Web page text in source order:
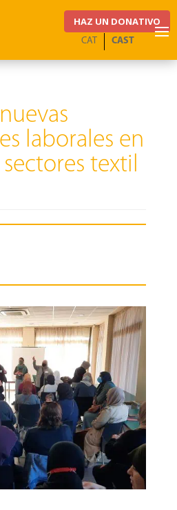
HAZ UN DONATIVO
CAST
CAT
laborales en
textil